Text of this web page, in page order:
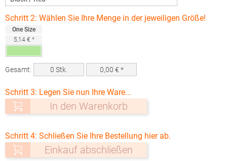
Schritt 2: Wählen Sie Ihre Menge in der jeweiligen Größe!
One Size
5,14 € *
Gesamt: 0 Stk. 0,00 € *
Schritt 3: Legen Sie nun Ihre Ware...
In den Warenkorb
Schritt 4: Schließen Sie Ihre Bestellung hier ab.
Einkauf abschließen